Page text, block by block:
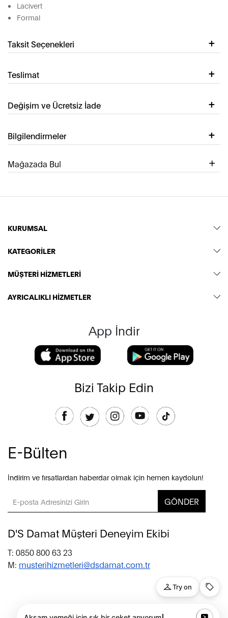
Lacivert
Formal
Taksit Seçenekleri
Teslimat
Değişim ve Ücretsiz İade
Bilgilendirmeler
Mağazada Bul
KURUMSAL
KATEGORİLER
MÜŞTERİ HİZMETLERİ
AYRICALIKLI HİZMETLER
App İndir
Bizi Takip Edin
E-Bülten
İndirim ve fırsatlardan haberdar olmak için hemen kaydolun!
GÖNDER
D'S Damat Müşteri Deneyim Ekibi
T: 0850 800 63 23
M: musterihizmetleri@dsdamat.com.tr